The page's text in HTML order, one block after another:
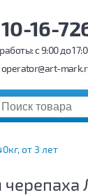
10-16-
c 9:00 до
operator@art-
от 3 лет